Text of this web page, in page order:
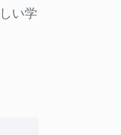
い学